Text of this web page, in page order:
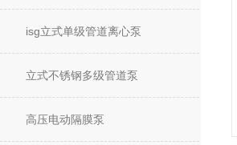
isg立式单级管道离心泵
立式不锈钢多级管道泵
高压电动隔膜泵